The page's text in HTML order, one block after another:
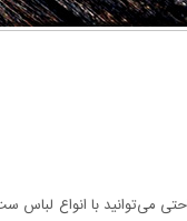
می‌توانید با انواع